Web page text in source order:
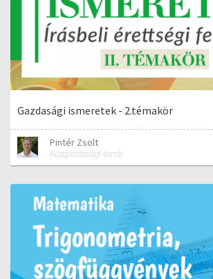
Gazdasági ismeretek - 2.témakör
Pintér Zsolt
Közgazdasági tanár